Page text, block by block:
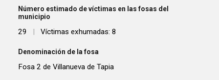
Número estimado de víctimas en las fosas del
municipio
29 | Víctimas exhumadas: 8
Denominación de la fosa
Fosa 2 de Villanueva de Tapia